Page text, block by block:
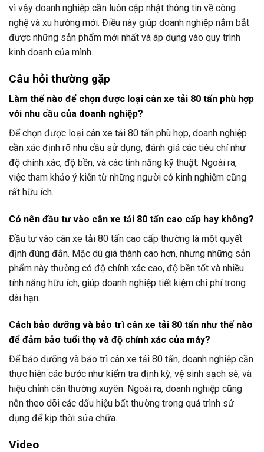
vì vậy doanh nghiệp cần luôn cập nhật thông tin về công
nghệ và xu hướng mới. Điều này giúp doanh nghiệp nắm bắt
được những sản phẩm mới nhất và áp dụng vào quy trình
kinh doanh của mình.
Câu hỏi thường gặp
Làm thế nào để chọn được loại cân xe tải 80 tấn phù hợp
với nhu cầu của doanh nghiệp?
Để chọn được loại cân xe tải 80 tấn phù hợp, doanh nghiệp
cần xác định rõ nhu cầu sử dụng, đánh giá các tiêu chí như
độ chính xác, độ bền, và các tính năng kỹ thuật. Ngoài ra,
việc tham khảo ý kiến từ những người có kinh nghiệm cũng
rất hữu ích.
Có nên đầu tư vào cân xe tải 80 tấn cao cấp hay không?
Đầu tư vào cân xe tải 80 tấn cao cấp thường là một quyết
định đúng đắn. Mặc dù giá thành cao hơn, nhưng những sản
phẩm này thường có độ chính xác cao, độ bền tốt và nhiều
tính năng hữu ích, giúp doanh nghiệp tiết kiệm chi phí trong
dài hạn.
Cách bảo dưỡng và bảo trì cân xe tải 80 tấn như thế nào
để đảm bảo tuổi thọ và độ chính xác của máy?
Để bảo dưỡng và bảo trì cân xe tải 80 tấn, doanh nghiệp cần
thực hiện các bước như kiểm tra định kỳ, vệ sinh sạch sẽ, và
hiệu chỉnh cân thường xuyên. Ngoài ra, doanh nghiệp cũng
nên theo dõi các dấu hiệu bất thường trong quá trình sử
dụng để kịp thời sửa chữa.
Video